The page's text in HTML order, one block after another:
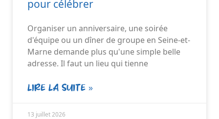
pour célébrer
Organiser un anniversaire, une soirée
d'équipe ou un dîner de groupe en Seine-et-
Marne demande plus qu'une simple belle
adresse. Il faut un lieu qui tienne
LIRE LA SUITE »
13 juillet 2026